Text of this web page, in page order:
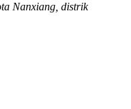
Nanxiang, distrik